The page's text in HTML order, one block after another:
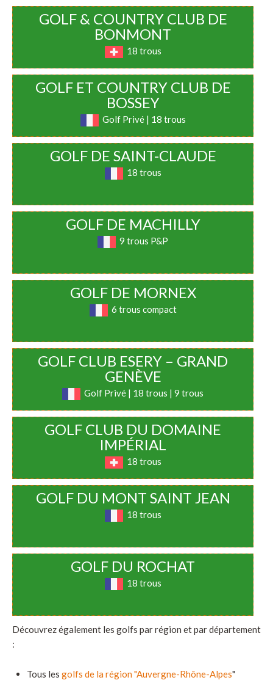
GOLF & COUNTRY CLUB DE
BONMONT
18 trous
GOLF ET COUNTRY CLUB DE
BOSSEY
Golf Privé | 18 trous
GOLF DE SAINT-CLAUDE
18 trous
GOLF DE MACHILLY
9 trous P&P
GOLF DE MORNEX
6 trous compact
GOLF CLUB ESERY – GRAND
GENÈVE
Golf Privé | 18 trous | 9 trous
GOLF CLUB DU DOMAINE
IMPÉRIAL
18 trous
GOLF DU MONT SAINT JEAN
18 trous
GOLF DU ROCHAT
18 trous
Découvrez également les golfs par région et par département
:
Tous les golfs de la région "Auvergne-Rhône-Alpes"